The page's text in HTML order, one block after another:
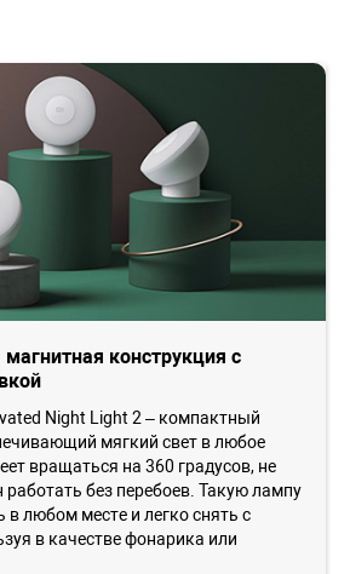
конструкция с
Night Light 2 – компактный
мягкий свет в любое
вращаться на 360 градусов, не
работать без перебоев. Такую лампу
в любом месте и легко снять с
в качестве фонарика или